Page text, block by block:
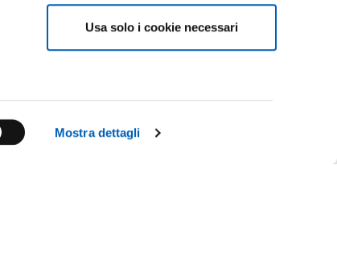
Mostra dettagli
Usa solo i cookie necessari